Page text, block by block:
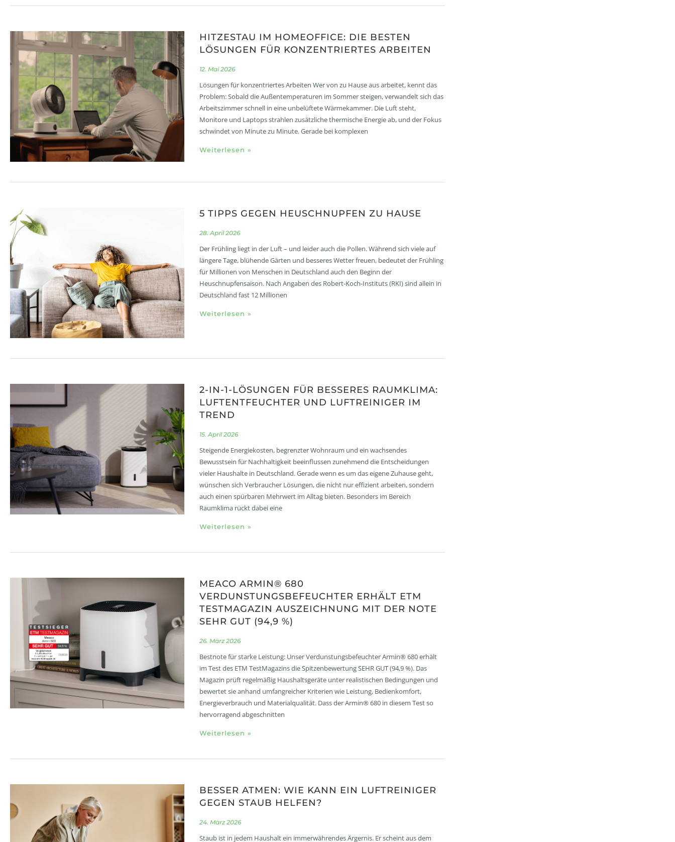
HITZESTAU IM HOMEOFFICE: DIE BESTEN
LÖSUNGEN FÜR KONZENTRIERTES ARBEITEN
12. Mai 2026
Lösungen für konzentriertes Arbeiten Wer von zu Hause aus arbeitet, kennt das
Problem: Sobald die Außentemperaturen im Sommer steigen, verwandelt sich das
Arbeitszimmer schnell in eine unbelüftete Wärmekammer. Die Luft steht,
Monitore und Laptops strahlen zusätzliche thermische Energie ab, und der Fokus
schwindet von Minute zu Minute. Gerade bei komplexen
Weiterlesen »
5 TIPPS GEGEN HEUSCHNUPFEN ZU HAUSE
28. April 2026
Der Frühling liegt in der Luft – und leider auch die Pollen. Während sich viele auf
längere Tage, blühende Gärten und besseres Wetter freuen, bedeutet der Frühling
für Millionen von Menschen in Deutschland auch den Beginn der
Heuschnupfensaison. Nach Angaben des Robert-Koch-Instituts (RKI) sind allein in
Deutschland fast 12 Millionen
Weiterlesen »
2-IN-1-LÖSUNGEN FÜR BESSERES RAUMKLIMA:
LUFTENTFEUCHTER UND LUFTREINIGER IM
TREND
15. April 2026
Steigende Energiekosten, begrenzter Wohnraum und ein wachsendes
Bewusstsein für Nachhaltigkeit beeinflussen zunehmend die Entscheidungen
vieler Haushalte in Deutschland. Gerade wenn es um das eigene Zuhause geht,
wünschen sich Verbraucher Lösungen, die nicht nur effizient arbeiten, sondern
auch einen spürbaren Mehrwert im Alltag bieten. Besonders im Bereich
Raumklima rückt dabei eine
Weiterlesen »
MEACO ARMIN® 680
VERDUNSTUNGSBEFEUCHTER ERHÄLT ETM
TESTMAGAZIN AUSZEICHNUNG MIT DER NOTE
SEHR GUT (94,9 %)
26. März 2026
Bestnote für starke Leistung: Unser Verdunstungsbefeuchter Armin® 680 erhält
im Test des ETM TestMagazins die Spitzenbewertung SEHR GUT (94,9 %). Das
Magazin prüft regelmäßig Haushaltsgeräte unter realistischen Bedingungen und
bewertet sie anhand umfangreicher Kriterien wie Leistung, Bedienkomfort,
Energieverbrauch und Materialqualität. Dass der Armin® 680 in diesem Test so
hervorragend abgeschnitten
Weiterlesen »
BESSER ATMEN: WIE KANN EIN LUFTREINIGER
GEGEN STAUB HELFEN?
24. März 2026
Staub ist in jedem Haushalt ein immerwährendes Ärgernis. Er scheint aus dem